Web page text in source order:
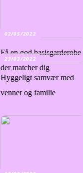
02/05/2022
Få en god basisgarderobe
der matcher dig
23/03/2022
Hyggeligt samvær med
venner og familie